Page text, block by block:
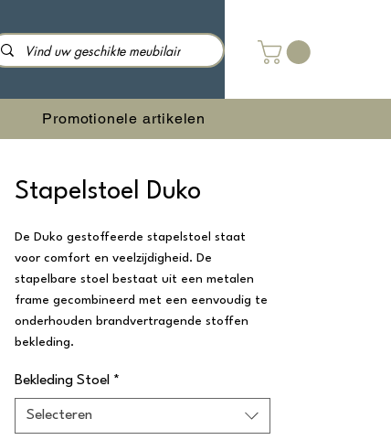
Promotionele artikelen
Stapelstoel Duko
De Duko gestoffeerde stapelstoel staat
voor comfort en veelzijdigheid. De
stapelbare stoel bestaat uit een metalen
frame gecombineerd met een eenvoudig te
onderhouden brandvertragende stoffen
bekleding.
Dankzij het waterafstotende en easy-clean
Bekleding Stoel *
Selecteren